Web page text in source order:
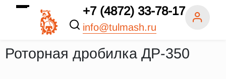
+7 (4872) 33-78-17
info@tulmash.ru
Роторная дробилка ДР-350